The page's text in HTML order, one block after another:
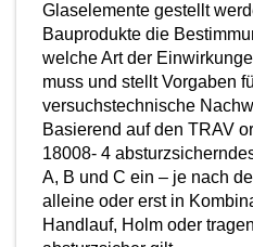
Glaselemente gestellt
Bauprodukte die
welche Art der
muss und stellt Vorgaben
versuchstechnische
Basierend auf den TRAV
18008- 4
A, B und C ein – je nach
alleine oder erst in
Handlauf, Holm oder